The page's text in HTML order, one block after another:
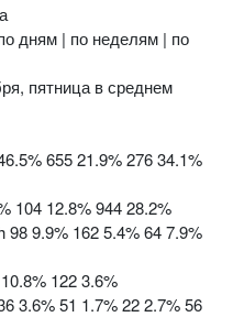
дням | по неделям | по
пятница в среднем
655 21.9% 276 34.1%
104 12.8% 944 28.2%
9.9% 162 5.4% 64 7.9%
122 3.6%
3.6% 51 1.7% 22 2.7% 56